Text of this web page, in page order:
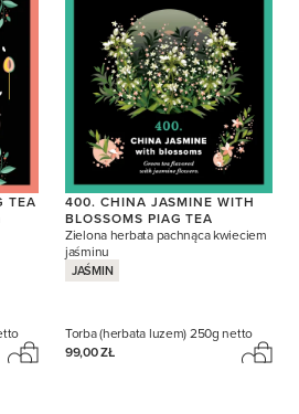
TEA
400. CHINA JASMINE WITH
BLOSSOMS PIAG TEA
Zielona herbata pachnąca kwieciem
jaśminu
JAŚMIN
Torba (herbata luzem)250g netto
99,00 ZŁ